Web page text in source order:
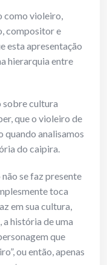
como violeiro,
compositor e
esta apresentação
hierarquia entre
sobre cultura
que o violeiro de
quando analisamos
do caipira.
se faz presente
toca
em sua cultura,
história de uma
que
ou então, apenas